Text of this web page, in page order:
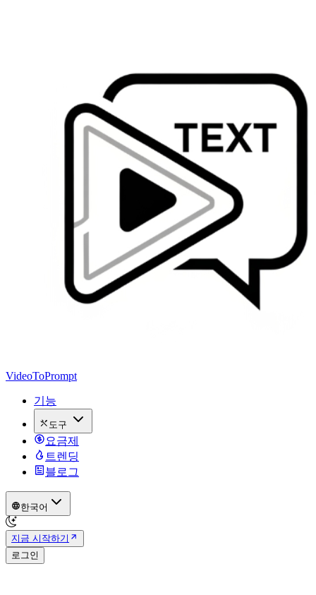
VideoToPrompt
기능
도구
요금제
트렌딩
블로그
한국어
지금 시작하기
로그인